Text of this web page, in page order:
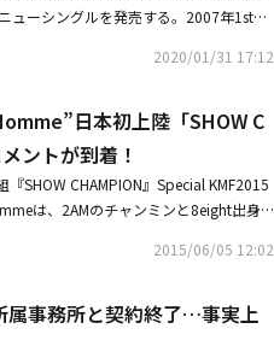
、トレンディなサウンドを加え、さら
多くのファンたちの思い出に再び寄り添
ューシングルを発売する。2007年1stア
年代後半の代表的な別れソングを披露
ぶりに、8eightとしてもう一度嬉しい
ヒョクプロデューサーと作曲家Wonderk
性を懐かしく思うファンたちにとって
は、2月7日午後6時に公開される。
2020/01/31 17:12
日本初上陸「SHOW C
ントが到着！
SHOW CHAMPION』Special KMF2015
は、2AMのチャンミンと8eight出身
こそ！」と全て日本語でメッセージを
ープニングを飾ってくれて、その生徒
思っていましたが、僕達が元気をもらっ
2015/06/05 12:02
事務所と契約終了…事実上